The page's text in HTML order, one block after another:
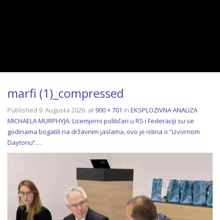
marfi (1)_compressed
Published 9. Augusta 2026. at 900 × 701 in EKSPLOZIVNA ANALIZA
MICHAELA MURPHYJA: Licemjerni političari u RS i Federaciji su se
godinama bogatili na državnim jaslama, ovo je istina o “izvornom
Daytonu”….